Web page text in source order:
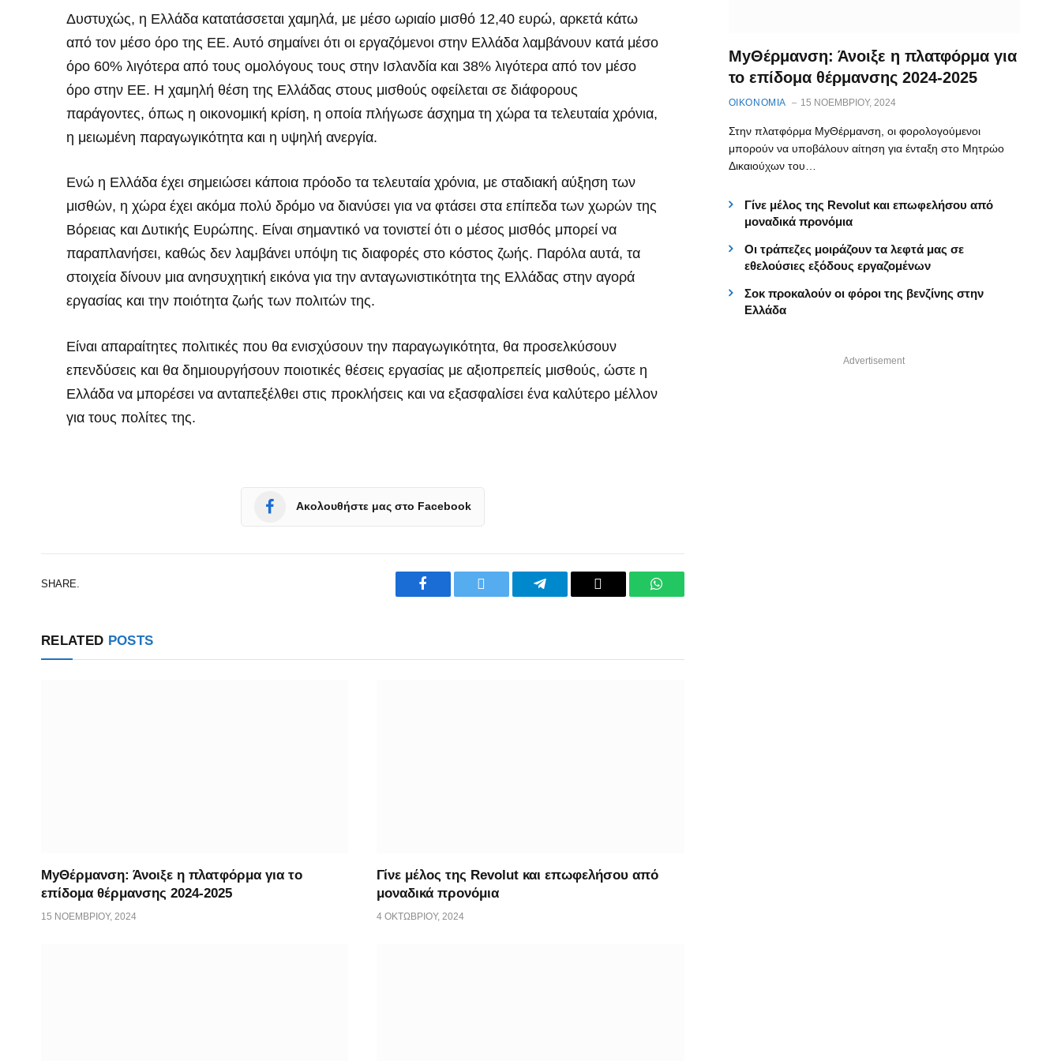
Δυστυχώς, η Ελλάδα κατατάσσεται χαμηλά, με μέσο ωριαίο μισθό 12,40 ευρώ, αρκετά κάτω
από τον μέσο όρο της ΕΕ. Αυτό σημαίνει ότι οι εργαζόμενοι στην Ελλάδα λαμβάνουν κατά μέσο
όρο 60% λιγότερα από τους ομολόγους τους στην Ισλανδία και 38% λιγότερα από τον μέσο
όρο στην ΕΕ. Η χαμηλή θέση της Ελλάδας στους μισθούς οφείλεται σε διάφορους
παράγοντες, όπως η οικονομική κρίση, η οποία πλήγωσε άσχημα τη χώρα τα τελευταία χρόνια,
η μειωμένη παραγωγικότητα και η υψηλή ανεργία.
Ενώ η Ελλάδα έχει σημειώσει κάποια πρόοδο τα τελευταία χρόνια, με σταδιακή αύξηση των
μισθών, η χώρα έχει ακόμα πολύ δρόμο να διανύσει για να φτάσει στα επίπεδα των χωρών της
Βόρειας και Δυτικής Ευρώπης. Είναι σημαντικό να τονιστεί ότι ο μέσος μισθός μπορεί να
παραπλανήσει, καθώς δεν λαμβάνει υπόψη τις διαφορές στο κόστος ζωής. Παρόλα αυτά, τα
στοιχεία δίνουν μια ανησυχητική εικόνα για την ανταγωνιστικότητα της Ελλάδας στην αγορά
εργασίας και την ποιότητα ζωής των πολιτών της.
Είναι απαραίτητες πολιτικές που θα ενισχύσουν την παραγωγικότητα, θα προσελκύσουν
επενδύσεις και θα δημιουργήσουν ποιοτικές θέσεις εργασίας με αξιοπρεπείς μισθούς, ώστε η
Ελλάδα να μπορέσει να ανταπεξέλθει στις προκλήσεις και να εξασφαλίσει ένα καλύτερο μέλλον
για τους πολίτες της.
Ακολουθήστε μας στο Facebook
SHARE.
Facebook Twitter Telegram Copy
WhatsApp
RELATED POSTS
ΜyΘέρμανση: Άνοιξε η πλατφόρμα για το
επίδομα θέρμανσης 2024-2025
15 ΝΟΕΜΒΡΊΟΥ, 2024
Γίνε μέλος της Revolut και επωφελήσου από
μοναδικά προνόμια
4 ΟΚΤΩΒΡΊΟΥ, 2024
ΜyΘέρμανση: Άνοιξε η πλατφόρμα για
το επίδομα θέρμανσης 2024-2025
ΟΙΚΟΝΟΜΙΑ 15 ΝΟΕΜΒΡΊΟΥ, 2024
Στην πλατφόρμα MyΘέρμανση, οι φορολογούμενοι
μπορούν να υποβάλουν αίτηση για ένταξη στο Μητρώο
Δικαιούχων του…
Γίνε μέλος της Revolut και επωφελήσου από
μοναδικά προνόμια
Οι τράπεζες μοιράζουν τα λεφτά μας σε
εθελούσιες εξόδους εργαζομένων
Σοκ προκαλούν οι φόροι της βενζίνης στην
Ελλάδα
Advertisement